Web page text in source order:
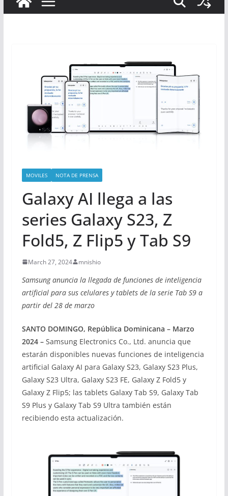
MOVILES NOTA DE PRENSA
Galaxy AI llega a las
series Galaxy S23, Z
Fold5, Z Flip5 y Tab S9
March 27, 2024 mnishio
Samsung anuncia la llegada de funciones de inteligencia
artificial para sus celulares y tablets de la serie Tab S9 a
partir del 28 de marzo
SANTO DOMINGO, República Dominicana – Marzo
2024–Samsung Electronics Co., Ltd. anuncia que
estarán disponibles nuevas funciones de inteligencia
artificial Galaxy AI para Galaxy S23, Galaxy S23 Plus,
Galaxy S23 Ultra, Galaxy S23 FE, Galaxy Z Fold5 y
Galaxy Z Flip5; las tablets Galaxy Tab S9, Galaxy Tab
S9 Plus y Galaxy Tab S9 Ultra también están
recibiendo esta actualización.